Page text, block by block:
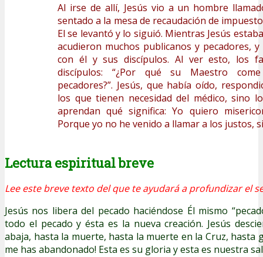
Al irse de allí, Jesús vio a un hombre
sentado a la mesa de recaudación de
El se levantó y lo siguió. Mientras Jesús
acudieron muchos publicanos y pecadores,
con él y sus discípulos. Al ver esto, los
discípulos: “¿Por qué su Maestro
pecadores?”. Jesús, que había oído,
los que tienen necesidad del médico, sino
aprendan qué significa: Yo quiero
Porque yo no he venido a llamar a los justos,
Lectura espiritual breve
Lee este breve texto del que te ayudará a profundizar el
Jesús nos libera del pecado haciéndose Él mismo
todo el pecado y ésta es la nueva creación. Jesús
abaja, hasta la muerte, hasta la muerte en la Cruz, hasta
me has abandonado! Esta es su gloria y esta es nuestra